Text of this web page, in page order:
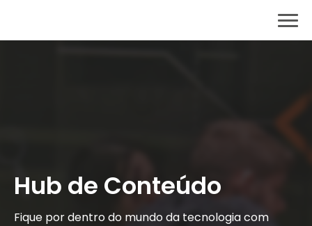
Hub de Conteúdo
Fique por dentro do mundo da tecnologia com